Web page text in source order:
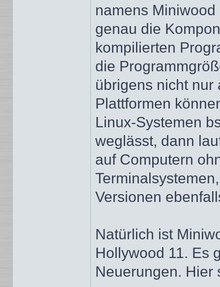
namens
genau die
kompilierten
die
übrigens nicht nur
Plattformen
Linux-Systemen
weglässt, dann
auf Computern
Versionen
Natürlich ist
Hollywood 11. Es
Neuerungen. Hier